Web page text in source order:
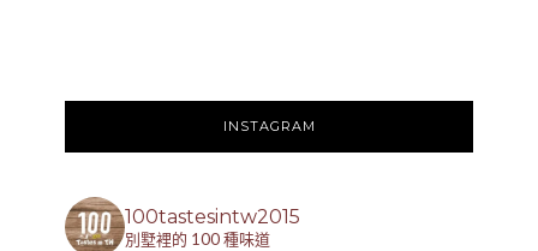
INSTAGRAM
100tastesintw2015
別墅裡的 100 種味道